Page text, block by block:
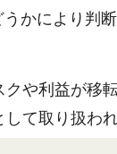
かにより判
クや利益が移
て取り扱わ